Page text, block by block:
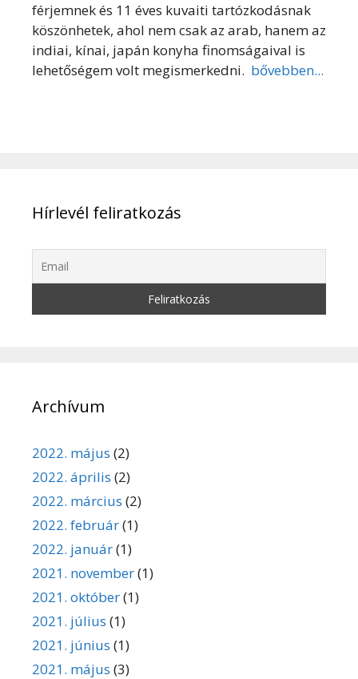
férjemnek és 11 éves kuvaiti tartózkodásnak
köszönhetek, ahol nem csak az arab, hanem az
indiai, kínai, japán konyha finomságaival is
lehetőségem volt megismerkedni. bővebben...
Hírlevél feliratkozás
Archívum
2022. május (2)
2022. április (2)
2022. március (2)
2022. február(1)
2022. január(1)
2021. november(1)
2021. október(1)
2021. július (1)
2021. június (1)
2021. május (3)